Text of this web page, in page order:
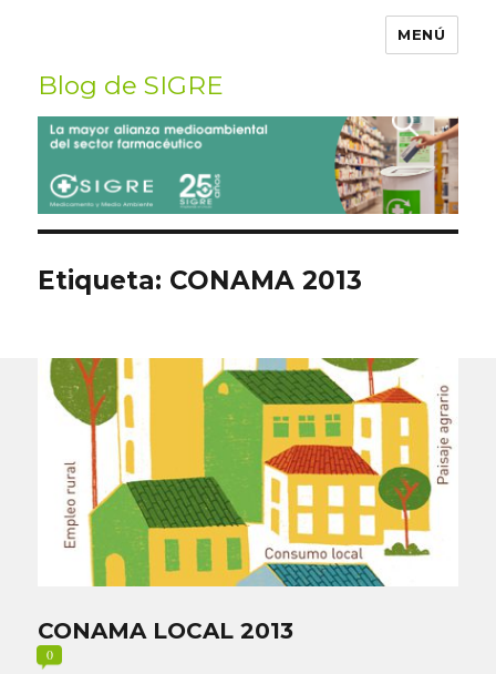
MENÚ
Blog de SIGRE
Buscar
por:
Etiqueta: CONAMA 2013
CONAMA LOCAL 2013
0